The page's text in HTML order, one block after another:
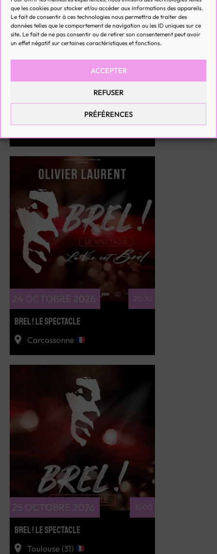
que les cookies pour stocker et/ou accéder aux informations des appareils.
Le fait de consentir à ces technologies nous permettra de traiter des
données telles que le comportement de navigation ou les ID uniques sur ce
site. Le fait de ne pas consentir ou de retirer son consentement peut avoir
un effet négatif sur certaines caractéristiques et fonctions.
ACCEPTER
REFUSER
PRÉFÉRENCES
RÉSERVEZ
23 OCTOBRE 2026
RÉSERVEZ
24 OCTOBRE 2026 20:30
BREL ! LE SPECTACLE
Carcassonne
RÉSERVEZ
25 OCTOBRE 2026 15:00
BREL ! LE SPECTACLE
Toulouse (31)